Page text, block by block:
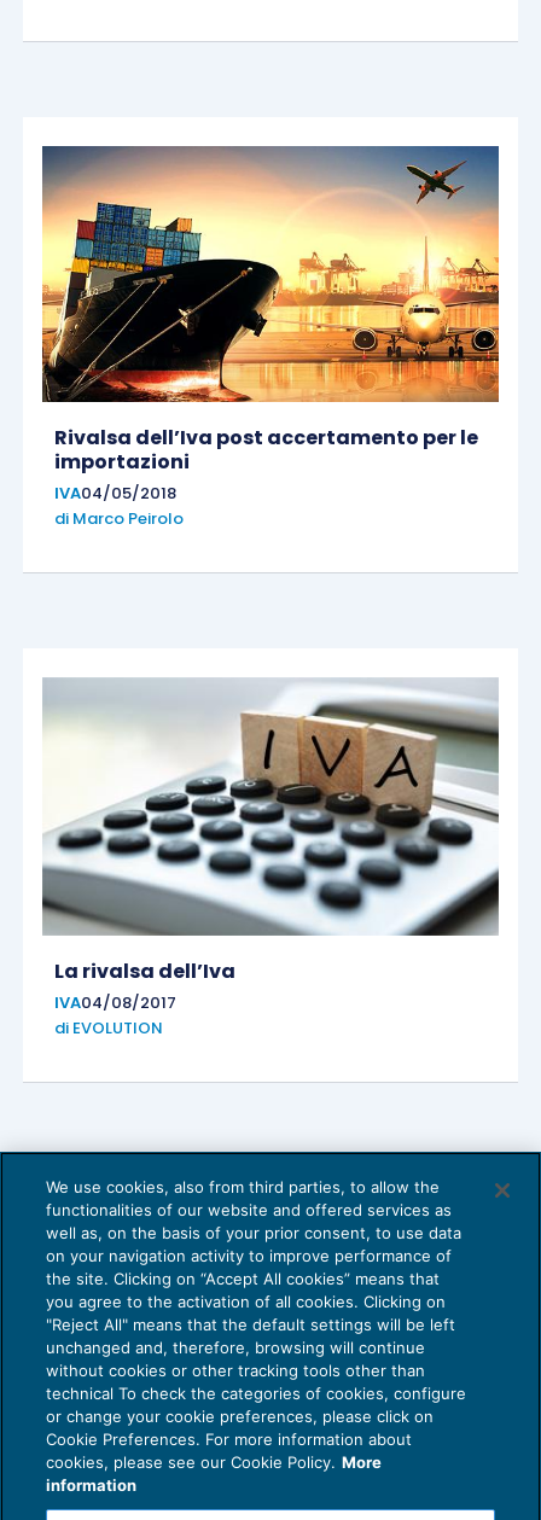
Rivalsa dell’Iva post accertamento per le
importazioni
IVA04/05/2018
di Marco Peirolo
La rivalsa dell’Iva
IVA04/08/2017
di EVOLUTION
Iva pagata a seguito di accertamento e
split payment
We use cookies, also from third parties, to allow the
functionalities of our website and offered services as
well as, on the basis of your prior consent, to use data
on your navigation activity to improve performance of
the site. Clicking on “Accept All cookies” means that
you agree to the activation of all cookies. Clicking on
"Reject All" means that the default settings will be left
unchanged and, therefore, browsing will continue
without cookies or other tracking tools other than
technical To check the categories of cookies, configure
or change your cookie preferences, please click on
Cookie Preferences. For more information about
cookies, please see our Cookie Policy. More
information